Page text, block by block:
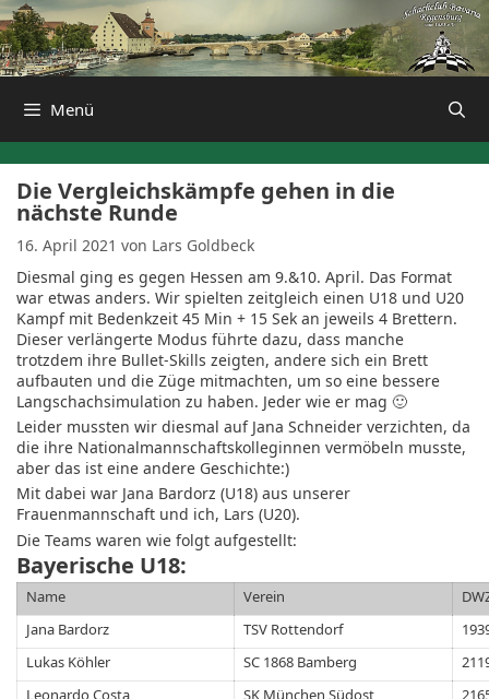
Zum
Inhalt
springen
Menü
Die Vergleichskämpfe gehen in die
nächste Runde
16. April 2021 von Lars Goldbeck
Diesmal ging es gegen Hessen am 9.&10. April. Das Format
war etwas anders. Wir spielten zeitgleich einen U18 und U20
Kampf mit Bedenkzeit 45 Min + 15 Sek an jeweils 4 Brettern.
Dieser verlängerte Modus führte dazu, dass manche
trotzdem ihre Bullet-Skills zeigten, andere sich ein Brett
aufbauten und die Züge mitmachten, um so eine bessere
Langschachsimulation zu haben. Jeder wie er mag 🙂
Leider mussten wir diesmal auf Jana Schneider verzichten, da
die ihre Nationalmannschaftskolleginnen vermöbeln musste,
aber das ist eine andere Geschichte:)
Mit dabei war Jana Bardorz (U18) aus unserer
Frauenmannschaft und ich, Lars (U20).
Die Teams waren wie folgt aufgestellt:
Bayerische U18:
Name Verein
Jana Bardorz
TSV Rottendorf
Lukas Köhler
SC 1868 Bamberg
Leonardo Costa
SK München Südost